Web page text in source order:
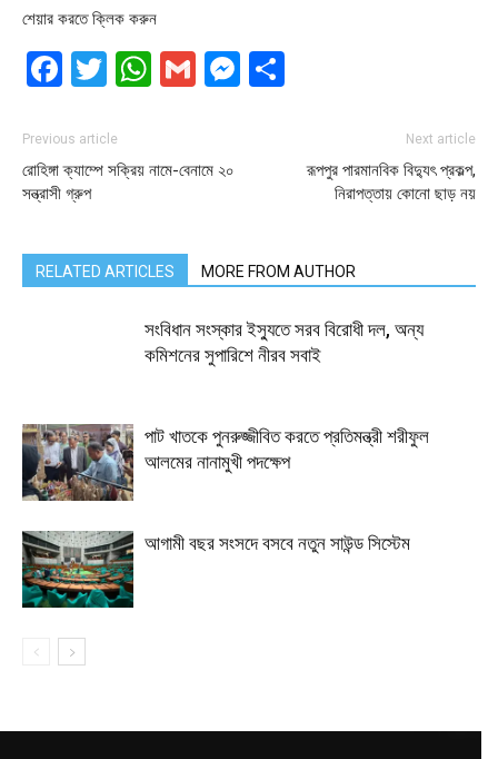
শেয়ার করতে ক্লিক করুন
Facebook
Twitter
WhatsApp
GmailMessenger
Previous article
রোহিঙ্গা ক্যাম্পে সক্রিয় নামে-বেনামে ২০
সন্ত্রাসী গ্রুপ
Next article
রূপপুর পারমানবিক বিদ্যুৎ প্রকল্প,
নিরাপত্তায় কোনো ছাড় নয়
RELATED ARTICLES MORE FROM AUTHOR
সংবিধান সংস্কার ইস্যুতে সরব বিরোধী দল, অন্য
কমিশনের সুপারিশে নীরব সবাই
পাট খাতকে পুনরুজ্জীবিত করতে প্রতিমন্ত্রী শরীফুল
আলমের নানামুখী পদক্ষেপ
আগামী বছর সংসদে বসবে নতুন সাউন্ড সিস্টেম